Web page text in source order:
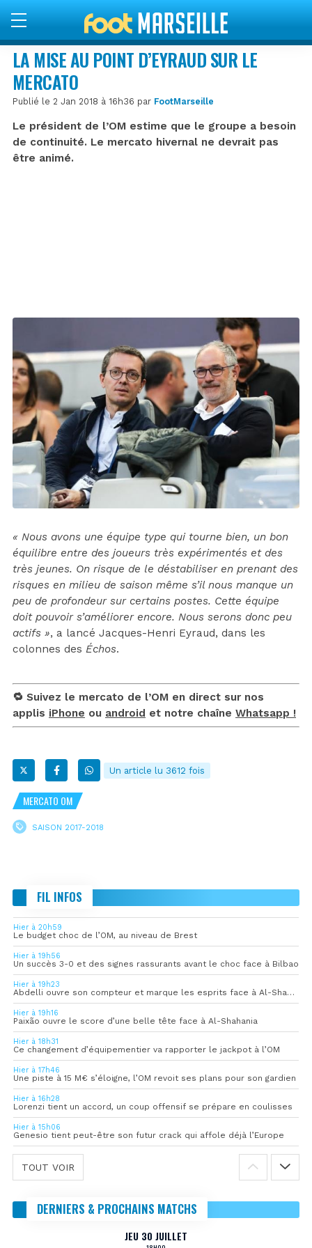
LA MISE AU POINT D’EYRAUD SUR LE
MERCATO
Publié le 2 Jan 2018 à 16h36 par FootMarseille
Le président de l’OM estime que le groupe a besoin
de continuité. Le mercato hivernal ne devrait pas
être animé.
« Nous avons une équipe type qui tourne bien, un bon
équilibre entre des joueurs très expérimentés et des
très jeunes. On risque de le déstabiliser en prenant des
risques en milieu de saison même s’il nous manque un
peu de profondeur sur certains postes. Cette équipe
doit pouvoir s’améliorer encore. Nous serons donc peu
actifs », a lancé Jacques-Henri Eyraud, dans les
colonnes des Échos.
🔁 Suivez le mercato de l’OM en direct sur nos
applis iPhone ou android et notre chaîne Whatsapp !
Un article lu 3612 fois
MERCATO OM
SAISON 2017-2018
FIL INFOS
Hier à 20h59
Le budget choc de l’OM, au niveau de Brest
Hier à 19h56
Un succès 3-0 et des signes rassurants avant le choc face à Bilbao
Hier à 19h23
Abdelli ouvre son compteur et marque les esprits face à Al-Shahania
Hier à 19h16
Paixão ouvre le score d’une belle tête face à Al-Shahania
Hier à 18h31
Ce changement d’équipementier va rapporter le jackpot à l’OM
Hier à 17h46
Une piste à 15 M€ s’éloigne, l’OM revoit ses plans pour son gardien
Hier à 16h28
Lorenzi tient un accord, un coup offensif se prépare en coulisses
Hier à 15h06
Genesio tient peut-être son futur crack qui affole déjà l’Europe
TOUT VOIR
DERNIERS & PROCHAINS MATCHS
JEU 30 JUILLET